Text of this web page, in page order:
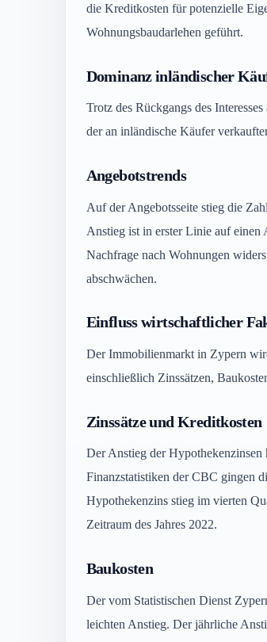
die Kreditkosten für potenzielle
Wohnungsbaudarlehen geführt.
Dominanz inländischer
Trotz des Rückgangs des
der an inländische Käufer
Angebotstrends
Auf der Angebotsseite stieg die
Anstieg ist in erster Linie auf einen
Nachfrage nach Wohnungen
abschwächen.
Einfluss wirtschaftlicher
Der Immobilienmarkt in Zypern
einschließlich Zinssätzen,
Zinssätze und Kreditkosten
Der Anstieg der
Finanzstatistiken der CBC gingen
Hypothekenzins stieg im vierten
Zeitraum des Jahres 2022.
Baukosten
Der vom Statistischen Dienst
leichten Anstieg. Der jährliche